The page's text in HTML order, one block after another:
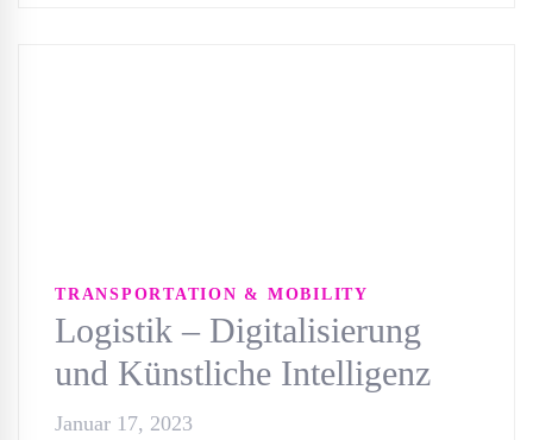
TRANSPORTATION & MOBILITY
Logistik – Digitalisierung
und Künstliche Intelligenz
Januar 17, 2023